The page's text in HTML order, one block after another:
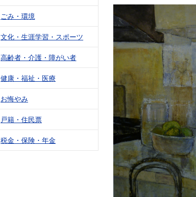
ごみ・環境
文化・生涯学習・スポーツ
高齢者・介護・障がい者
健康・福祉・医療
お悔やみ
戸籍・住民票
税金・保険・年金